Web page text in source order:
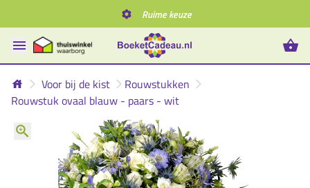
Ruime keuze
Voor bij de kist
Rouwstukken
Rouwstuk ovaal blauw - paars - wit